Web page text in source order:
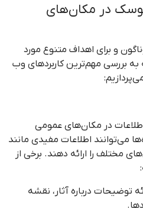
در مکان‌های
و برای اهداف متنوع مورد
به بررسی مهم‌ترین کاربردهای وب
در مکان‌های عمومی
می‌توانند اطلاعات مفیدی مانند
مختلف را ارائه دهند. برخی از
توضیحات درباره آثار، نقشه